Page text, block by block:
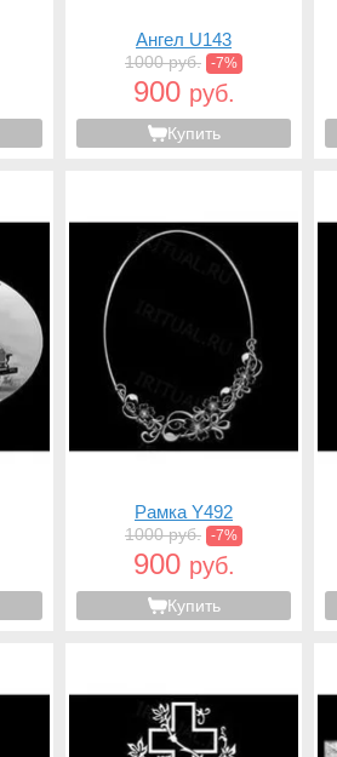
Ангел U143
1000 руб. -7%
900 руб.
Купить
Рамка Y492
1000 руб. -7%
900 руб.
Купить